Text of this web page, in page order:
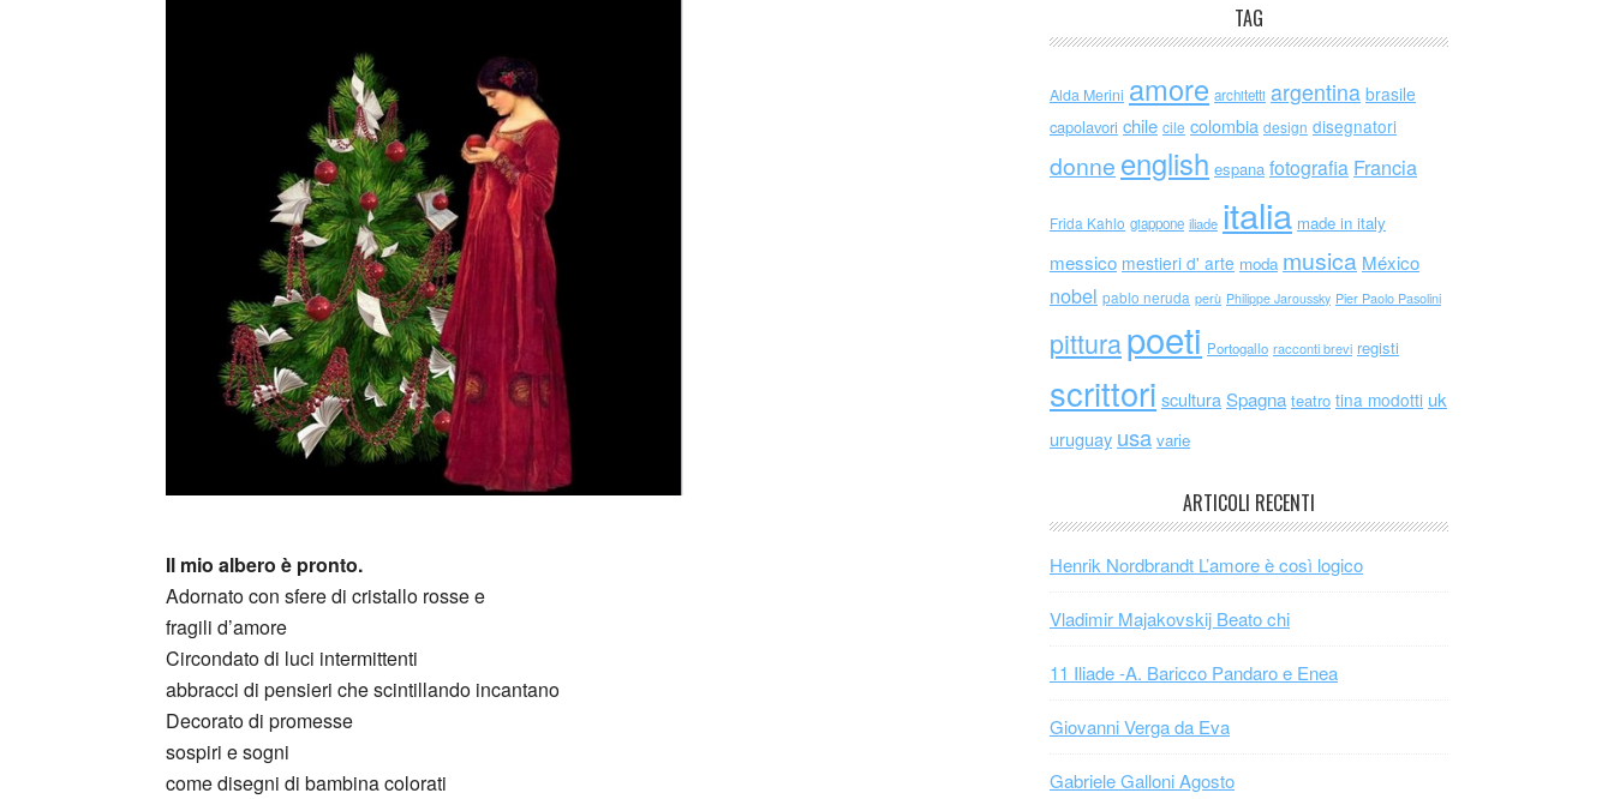
Il mio albero è pronto.
Adornato con sfere di cristallo rosse e
fragili d’amore
Circondato di luci intermittenti
abbracci di pensieri che scintillando incantano
Decorato di promesse
sospiri e sogni
come disegni di bambina colorati
TAG
Alda Merini amore architetti argentina brasile
capolavori chile cile colombia design disegnatori
donne english espana fotografia Francia
Frida Kahlo giappone iliade italia made in italy
messico mestieri d' arte moda musica México
nobel pablo neruda perù Philippe Jaroussky Pier Paolo Pasolini
pitturapoeti Portogallo racconti brevi registi
scrittori scultura Spagna teatro tina modotti uk
uruguay usa varie
ARTICOLI RECENTI
Henrik Nordbrandt L’amore è così logico
Vladimir Majakovskij Beato chi
11 Iliade -A. Baricco Pandaro e Enea
Giovanni Verga da Eva
Gabriele Galloni Agosto